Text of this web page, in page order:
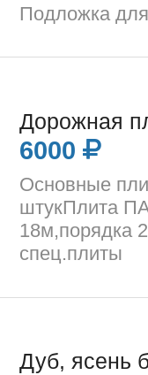
Подложка
Дорожная
6000
Основные
штукПлита
18м,порядка
спец.плиты
Дуб, ясень